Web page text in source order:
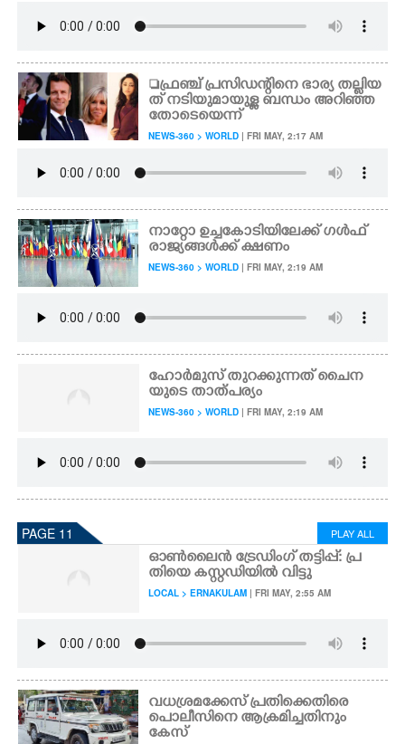
ഫ്രഞ്ച് പ്രസിഡന്റിനെ ഭാര്യ തല്ലിയ
ത് നടിയുമായുള്ള ബന്ധം അറിഞ്ഞ
തോടെയെന്ന്
NEWS-360 > WORLD | FRI MAY, 2:17 AM
നാറ്റോ ഉച്ചകോടിയിലേക്ക് ഗൾഫ്
രാജ്യങ്ങൾക്ക് ക്ഷണം
NEWS-360 > WORLD | FRI MAY, 2:19 AM
ഹോർമുസ് തുറക്കുന്നത് ചൈന
യുടെ താത്പര്യം
NEWS-360 > WORLD | FRI MAY, 2:19 AM
PAGE 11 PLAY ALL
ഓൺലൈൻ ട്രേഡിംഗ് തട്ടിപ്പ്: പ്ര
തിയെ കസ്റ്റഡിയിൽ വിട്ടു
LOCAL > ERNAKULAM | FRI MAY, 2:55 AM
വധശ്രമക്കേസ് പ്രതിക്കെതിരെ
പൊലീസിനെ ആക്രമിച്ചതിനും
കേസ്